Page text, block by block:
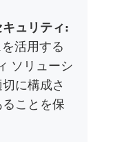
ュリティ:
活用する
ソリューシ
に構成さ
ことを保